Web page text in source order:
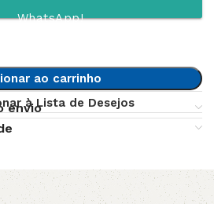
WhatsApp!
ao carrinho
à Lista de Desejos
envio